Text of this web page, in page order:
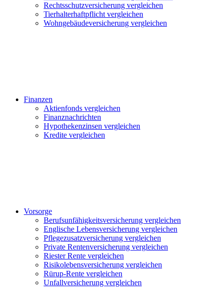
Rechtsschutzversicherung vergleichen
Tierhalterhaftpflicht vergleichen
Wohngebäudeversicherung vergleichen
Finanzen
Aktienfonds vergleichen
Finanznachrichten
Hypothekenzinsen vergleichen
Kredite vergleichen
Vorsorge
Berufsunfähigkeitsversicherung vergleichen
Englische Lebensversicherung vergleichen
Pflegezusatzversicherung vergleichen
Private Rentenversicherung vergleichen
Riester Rente vergleichen
Risikolebensversicherung vergleichen
Rürup-Rente vergleichen
Unfallversicherung vergleichen